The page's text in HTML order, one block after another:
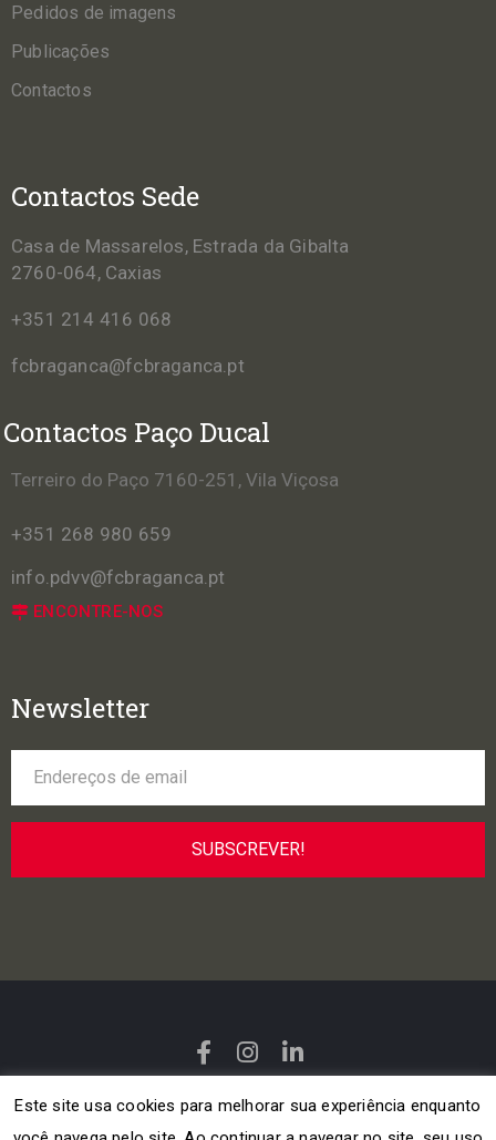
Pedidos de imagens
Publicações
Contactos
Contactos Sede
Casa de Massarelos, Estrada da Gibalta
2760-064, Caxias
+351 214 416 068
fcbraganca@fcbraganca.pt
Contactos Paço Ducal
Terreiro do Paço 7160-251, Vila Viçosa
+351 268 980 659
info.pdvv@fcbraganca.pt
ENCONTRE-NOS
Newsletter
Fundação da Casa de Bragança © 2023
Política de Privacidade|Política de cookies
Este site usa cookies para melhorar sua experiência enquanto